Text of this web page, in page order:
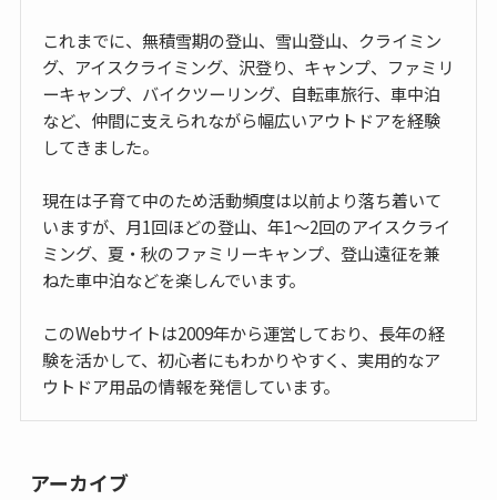
これまでに、無積雪期の登山、雪山登山、クライミン
グ、アイスクライミング、沢登り、キャンプ、ファミリ
ーキャンプ、バイクツーリング、自転車旅行、車中泊
など、仲間に支えられながら幅広いアウトドアを経験
してきました。
現在は子育て中のため活動頻度は以前より落ち着いて
いますが、月1回ほどの登山、年1〜2回のアイスクライ
ミング、夏・秋のファミリーキャンプ、登山遠征を兼
ねた車中泊などを楽しんでいます。
このWebサイトは2009年から運営しており、長年の経
験を活かして、初心者にもわかりやすく、実用的なア
ウトドア用品の情報を発信しています。
アーカイブ